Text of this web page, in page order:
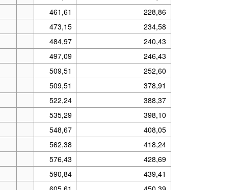
461,61 228,86
473,15 234,58
484,97 240,43
497,09 246,43
509,51 252,60
509,51 378,91
522,24 388,37
535,29 398,10
548,67 408,05
562,38 418,24
576,43 428,69
590,84 439,41